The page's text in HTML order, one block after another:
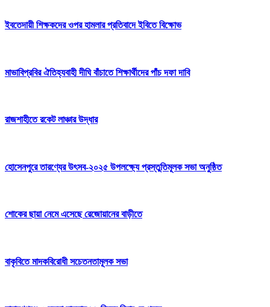
ইবতেদায়ী শিক্ষকদের ওপর হামলার প্রতিবাদে ইবিতে বিক্ষোভ
মাভাবিপ্রবির ঐতিহ্যবাহী দীঘি বাঁচাতে শিক্ষার্থীদের পাঁচ দফা দাবি
রাজশাহীতে রকেট লাঞ্চার উদ্ধার
হোসেনপুরে তারণ্যের উৎসব-২০২৫ উপলক্ষ্যে প্রস্তুতিমূলক সভা অনুষ্ঠিত
শোকের ছায়া নেমে এসেছে রেজোয়ানের বাড়ীতে
বাকৃবিতে মাদকবিরোধী সচেতনতামূলক সভা